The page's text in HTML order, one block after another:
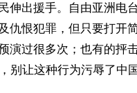
伸出援手。自由亚洲电
仇恨犯罪，但只要打开
演过很多次；也有的抨
别让这种行为污辱了中